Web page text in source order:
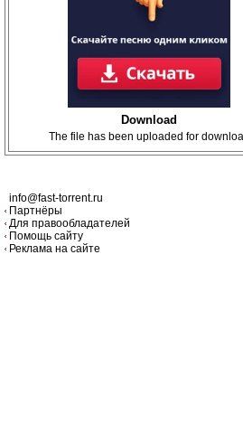
Download
The file has been uploaded for
info@fast-torrent.ru
Партнёры
Для правообладателей
Помощь сайту
Реклама на сайте